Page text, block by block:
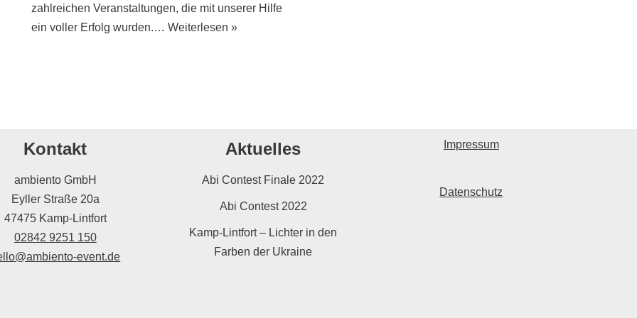
zahlreichen Veranstaltungen, die mit unserer Hilfe
ein voller Erfolg wurden.… Weiterlesen »
Kontakt
ambiento GmbH
Eyller Straße 20a
47475 Kamp-Lintfort
02842 9251 150
event.de
Aktuelles
Abi Contest Finale 2022
Abi Contest 2022
Kamp-Lintfort – Lichter in den
Farben der Ukraine
Impressum
Datenschutz